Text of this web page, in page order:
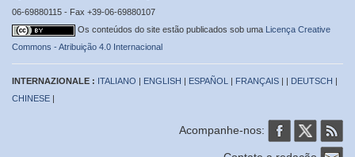
06-69880115 - Fax +39-06-69880107
Os conteúdos do site estão publicados sob uma Licença Creative
Commons - Atribuição 4.0 Internacional
INTERNAZIONALE : ITALIANO | ENGLISH | ESPAÑOL | FRANÇAIS | | DEUTSCH |
CHINESE |
Acompanhe-nos: